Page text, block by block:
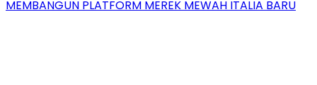
MEMBANGUN PLATFORM MEREK MEWAH ITALIA BARU